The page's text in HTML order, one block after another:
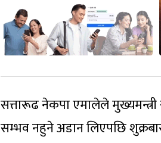
सत्तारूढ नेकपा एमालेले
सम्भव नहुने अडान लिएपछि